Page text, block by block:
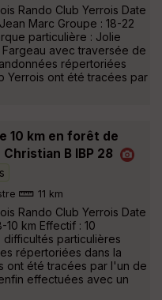
Rando Club Yerrois Date
Marc Groupe : 18-22
particulière : Jolie
avec traversée de
répertoriées
Yerrois ont été tracées par
10 km en forêt de
B IBP 28
11 km
Rando Club Yerrois Date
10 km Effectif : 10
difficultés particulières
répertoriées dans la
ont été tracées par l'un de
effectuées avec un